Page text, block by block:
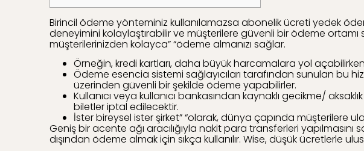
Birincil ödeme yönteminiz kullanılamazsa abonelik ücreti yedek
deneyimini kolaylaştırabilir ve müşterilere güvenli bir ödeme
müşterilerinizden kolayca” “ödeme almanızı sağlar.
Örneğin, kredi kartları, daha büyük harcamalara yol
Ödeme esencia sistemi sağlayıcıları tarafından sunulan bu
üzerinden güvenli bir şekilde ödeme yapabilirler.
Kullanıcı veya kullanıcı bankasından kaynaklı gecikme/
biletler iptal edilecektir.
İster bireysel ister şirket” “olarak, dünya çapında müşterilere
Geniş bir acente ağı aracılığıyla nakit para transferleri
dışından ödeme almak için sıkça kullanılır. Wise, düşük ücretlerle